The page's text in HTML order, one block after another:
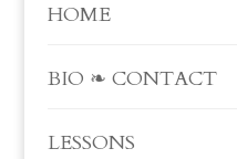
HOME
BIO ❧ CONTACT
LESSONS